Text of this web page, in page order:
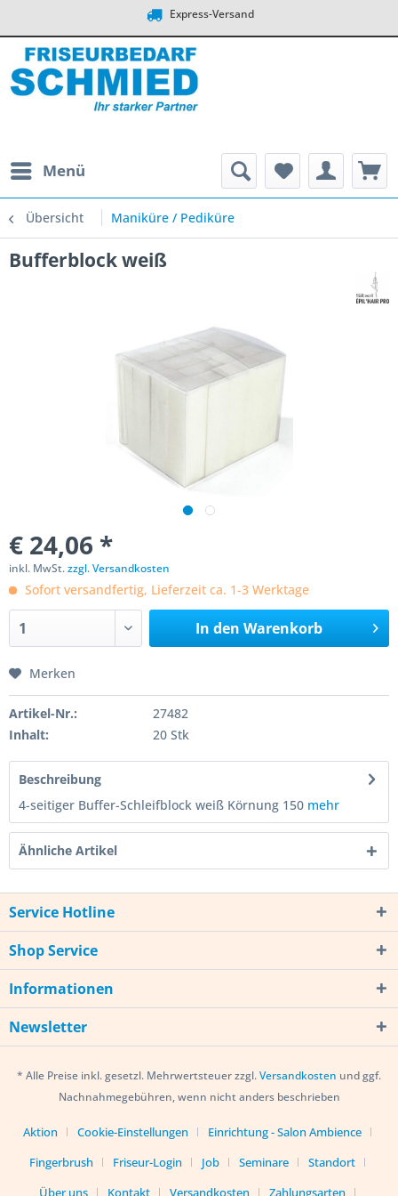
Express-Versand
Menü
Übersicht Maniküre / Pediküre
Bufferblock weiß
€ 24,06 *
inkl. MwSt.zzgl. Versandkosten
Sofort versandfertig, Lieferzeit ca. 1-3 Werktage
In den Warenkorb
Merken
Artikel-Nr.:
27482
Inhalt:
20 Stk
Beschreibung
4-seitiger Buffer-Schleifblock weiß Körnung 150 mehr
Ähnliche Artikel
Service Hotline
Shop Service
Informationen
Newsletter
* Alle Preise inkl. gesetzl. Mehrwertsteuer zzgl.Versandkosten und ggf.
Nachnahmegebühren, wenn nicht anders beschrieben
Aktion Cookie-Einstellungen
Einrichtung - Salon Ambience
Fingerbrush
Friseur-Login Job Seminare
Standort
Über uns
Kontakt Versandkosten Zahlungsarten